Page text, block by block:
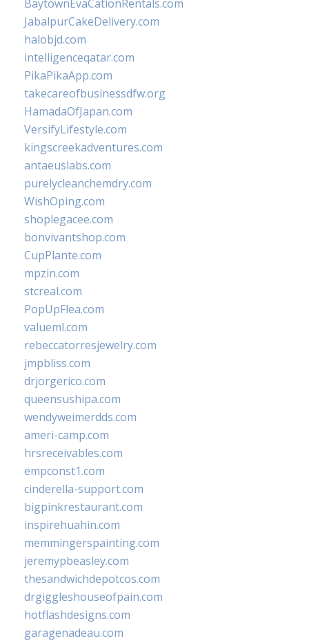
BaytownEvaCationRentals.com
JabalpurCakeDelivery.com
halobjd.com
intelligenceqatar.com
PikaPikaApp.com
takecareofbusinessdfw.org
HamadaOfJapan.com
VersifyLifestyle.com
kingscreekadventures.com
antaeuslabs.com
purelycleanchemdry.com
WishOping.com
shoplegacee.com
bonvivantshop.com
CupPlante.com
mpzin.com
stcreal.com
PopUpFlea.com
valueml.com
rebeccatorresjewelry.com
jmpbliss.com
drjorgerico.com
queensushipa.com
wendyweimerdds.com
ameri-camp.com
hrsreceivables.com
empconst1.com
cinderella-support.com
bigpinkrestaurant.com
inspirehuahin.com
memmingerspainting.com
jeremypbeasley.com
thesandwichdepotcos.com
drgiggleshouseofpain.com
hotflashdesigns.com
garagenadeau.com